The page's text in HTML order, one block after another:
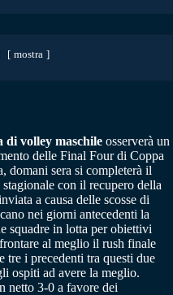
mostra
di volley maschile osserverà un
delle Final Four di Coppa
domani sera si completerà il
con il recupero della
a causa delle scosse di
nei giorni antecedenti la
squadre in lotta per obiettivi
al meglio il rush finale
tre i precedenti tra questi due
ospiti ad avere la meglio.
netto 3-0 a favore dei